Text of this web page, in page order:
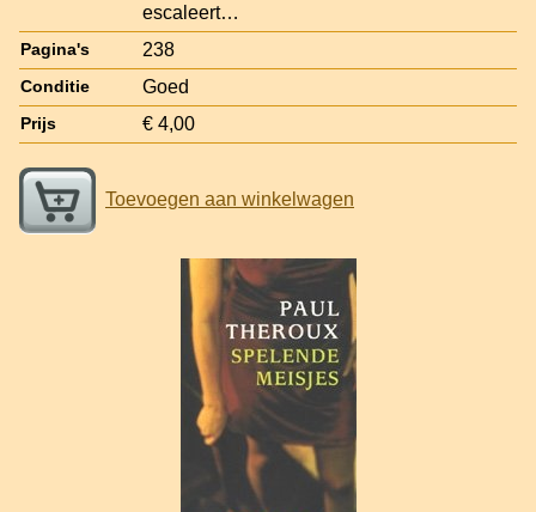
escaleert…
Pagina's 238
Conditie Goed
Prijs € 4,00
Toevoegen aan winkelwagen